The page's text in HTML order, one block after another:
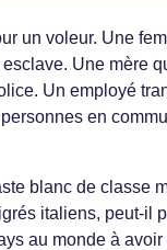
un voleur. Une
Une mère
Un employé
personnes en
blanc de classe
italiens, peut-il
au monde à avoir